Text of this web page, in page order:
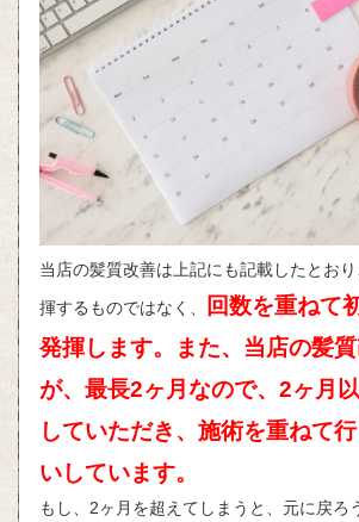
当店の髪質改善は上記にも記載したとお
揮するものではなく、
回数を重ねて
発揮します。また、当店の髪
が、最長2ヶ月なので、2ヶ月
していただき、施術を重ねて
いしています。
もし、2ヶ月を超えてしまうと、元に戻ろ